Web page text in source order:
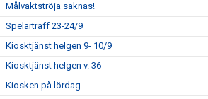
Målvaktströja saknas!
Spelarträff 23-24/9
Kiosktjänst helgen 9- 10/9
Kiosktjänst helgen v. 36
Kiosken på lördag